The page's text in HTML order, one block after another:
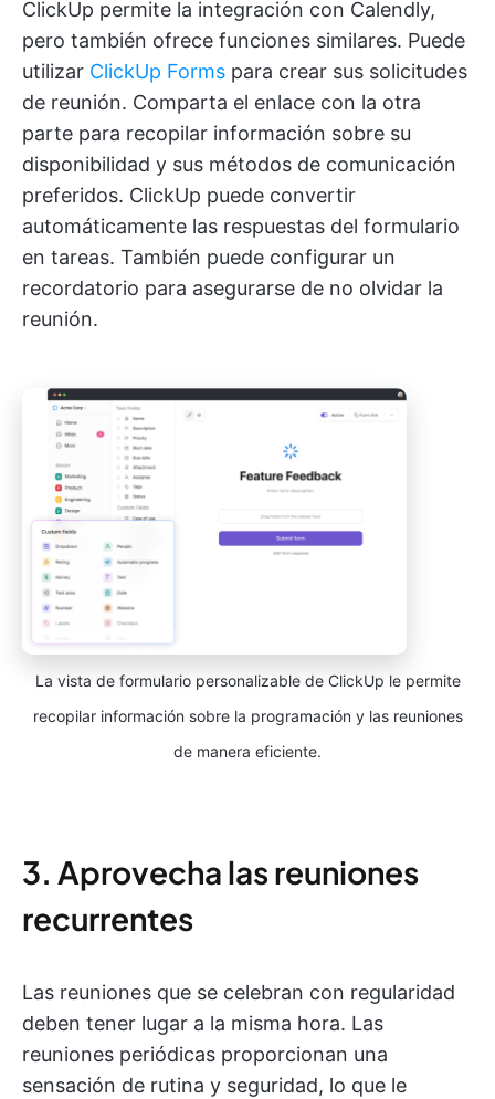
ClickUp permite la integración con Calendly,
pero también ofrece funciones similares. Puede
utilizar ClickUp Forms para crear sus solicitudes
de reunión. Comparta el enlace con la otra
parte para recopilar información sobre su
disponibilidad y sus métodos de comunicación
preferidos. ClickUp puede convertir
automáticamente las respuestas del formulario
en tareas. También puede configurar un
recordatorio para asegurarse de no olvidar la
reunión.
La vista de formulario personalizable de ClickUp le permite
recopilar información sobre la programación y las reuniones
de manera eficiente.
3. Aprovecha las reuniones
recurrentes
Las reuniones que se celebran con regularidad
deben tener lugar a la misma hora. Las
reuniones periódicas proporcionan una
sensación de rutina y seguridad, lo que le